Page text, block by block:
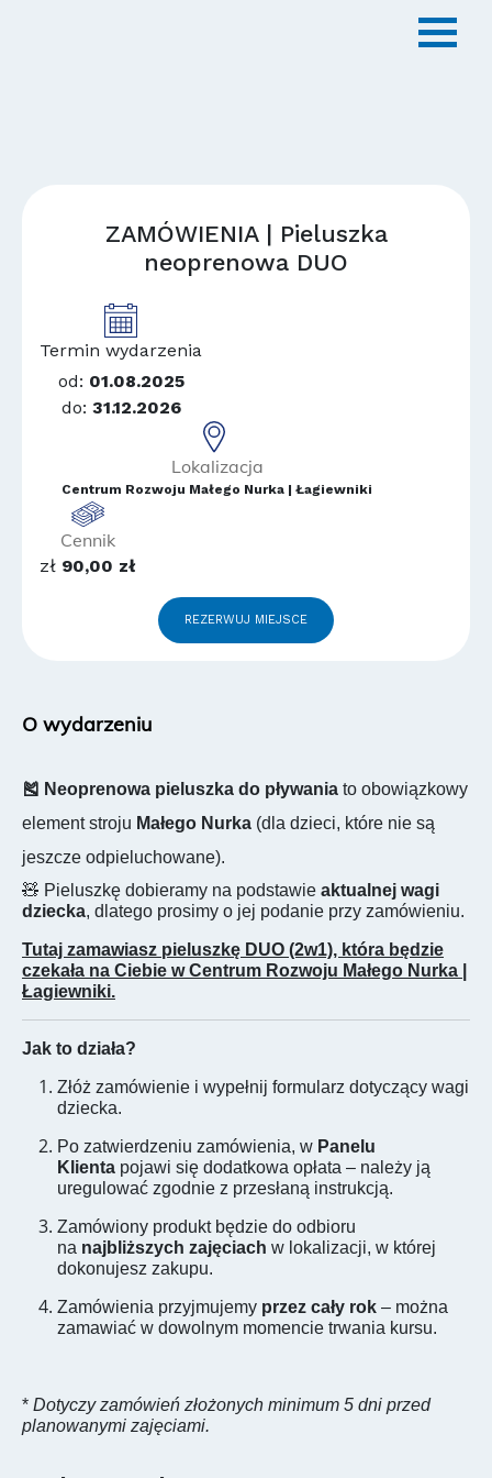
ZAMÓWIENIA | Pieluszka
neoprenowa DUO
Termin wydarzenia
od: 01.08.2025
do: 31.12.2026
Lokalizacja
Centrum Rozwoju Małego Nurka | Łagiewniki
Cennik
zł 90,00 zł
REZERWUJ MIEJSCE
O wydarzeniu
🎽 Neoprenowa pieluszka do pływania to obowiązkowy
element stroju Małego Nurka (dla dzieci, które nie są
jeszcze odpieluchowane).
🧸 Pieluszkę dobieramy na podstawie aktualnej wagi
dziecka, dlatego prosimy o jej podanie przy zamówieniu.
Tutaj zamawiasz pieluszkę DUO (2w1), która będzie
czekała na Ciebie w Centrum Rozwoju Małego Nurka |
Łagiewniki.
Jak to działa?
Złóż zamówienie i wypełnij formularz dotyczący wagi
dziecka.
Po zatwierdzeniu zamówienia, w Panelu
Klienta pojawi się dodatkowa opłata – należy ją
uregulować zgodnie z przesłaną instrukcją.
Zamówiony produkt będzie do odbioru
na najbliższych zajęciach w lokalizacji, w której
dokonujesz zakupu.
Zamówienia przyjmujemy przez cały rok – można
zamawiać w dowolnym momencie trwania kursu.
* Dotyczy zamówień złożonych minimum 5 dni przed
planowanymi zajęciami.